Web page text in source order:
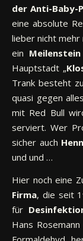
der Anti-Baby-
eine absolute
lieber nicht
ein Meilenstein
Hauptstadt „
Trank besteht
quasi gegen
mit Red Bull
serviert. Wer
sicher auch
und und …
Hier noch eine
Firma, die seit
für
Hans